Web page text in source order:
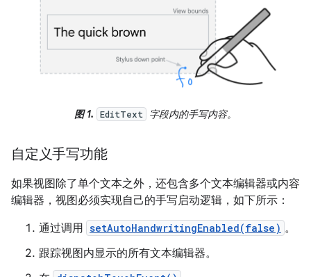
图 1. EditText 字段内的手写内容。
自定义手写功能
如果视图除了单个文本之外，还包含多个文本编辑器或内容
编辑器，视图必须实现自己的手写启动逻辑，如下所示：
通过调用 setAutoHandwritingEnabled(false) 。
跟踪视图内显示的所有文本编辑器。